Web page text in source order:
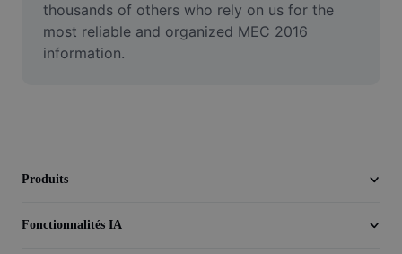
thousands of others who rely on us for the
most reliable and organized MEC 2016
information.
Produits
Fonctionnalités IA